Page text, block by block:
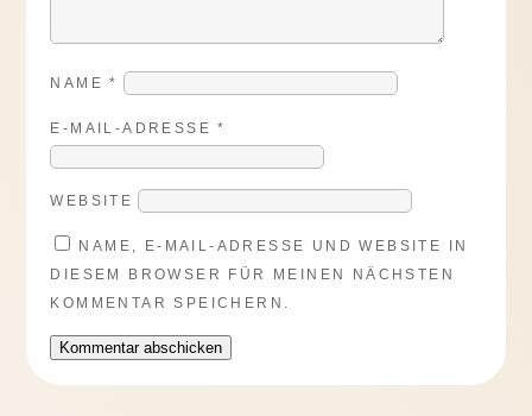
NAME*
E-MAIL-ADRESSE*
WEBSITE
NAME, E-MAIL-ADRESSE UND WEBSITE IN
DIESEM BROWSER FÜR MEINEN NÄCHSTEN
KOMMENTAR SPEICHERN.
Kommentar abschicken